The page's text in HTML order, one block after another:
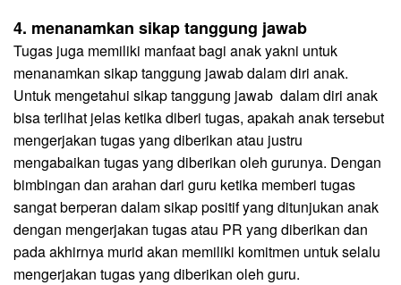
4. menanamkan sikap tanggung jawab
Tugas juga memiliki manfaat bagi anak yakni untuk
menanamkan sikap tanggung jawab dalam diri anak.
Untuk mengetahui sikap tanggung jawab dalam diri anak
bisa terlihat jelas ketika diberi tugas, apakah anak tersebut
mengerjakan tugas yang diberikan atau justru
mengabaikan tugas yang diberikan oleh gurunya. Dengan
bimbingan dan arahan dari guru ketika memberi tugas
sangat berperan dalam sikap positif yang ditunjukan anak
dengan mengerjakan tugas atau PR yang diberikan dan
pada akhirnya murid akan memiliki komitmen untuk selalu
mengerjakan tugas yang diberikan oleh guru.